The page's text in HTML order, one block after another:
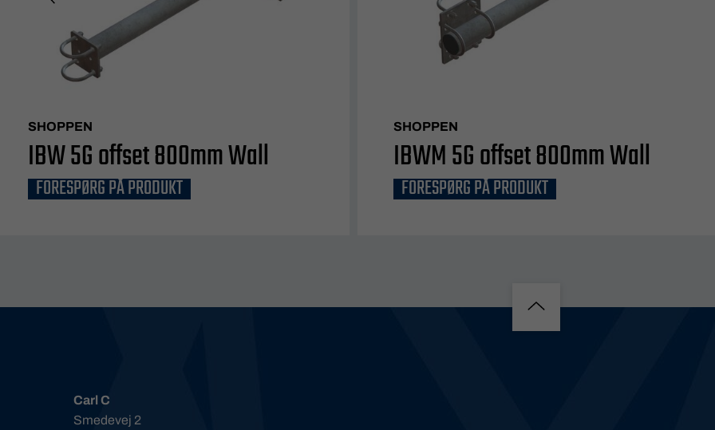
SHOPPEN
IBW 5G offset 800mm Wall
FORESPØRG PÅ PRODUKT
SHOPPEN
IBWM 5G offset 800mm Wall
FORESPØRG PÅ PRODUKT
Carl C
Smedevej 2